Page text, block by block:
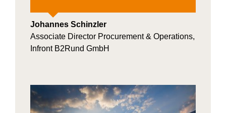
Johannes Schinzler
Associate Director Procurement & Operations,
Infront B2Rund GmbH